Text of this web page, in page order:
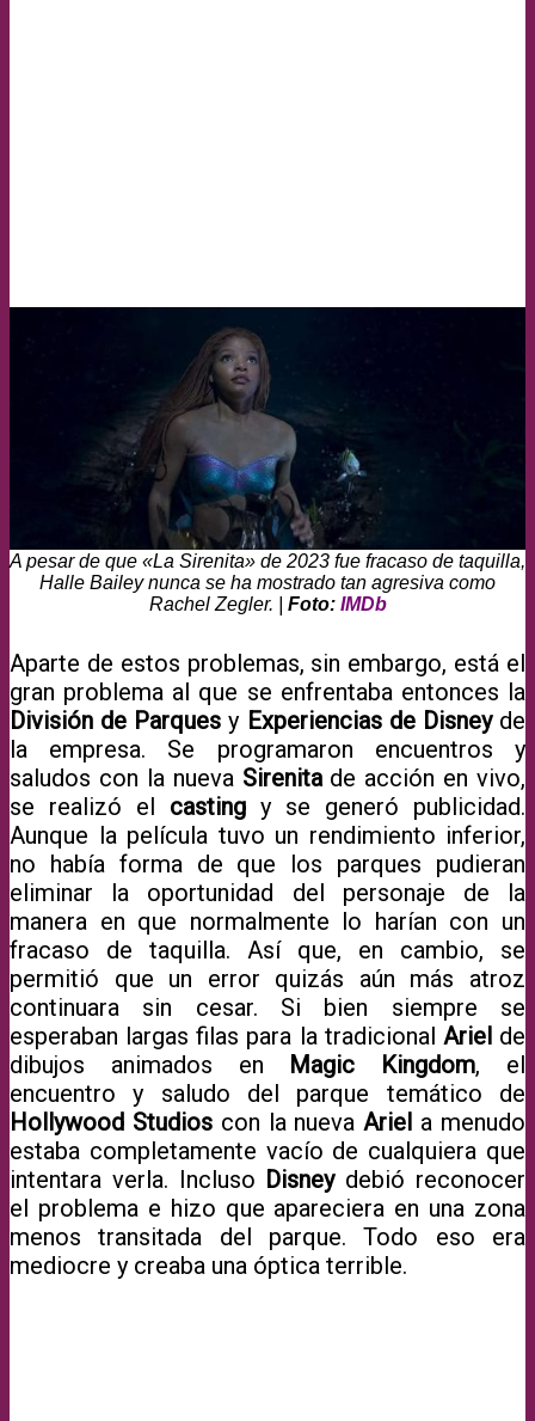
A pesar de que «La Sirenita» de 2023 fue fracaso de taquilla,
Halle Bailey nunca se ha mostrado tan agresiva como
Rachel Zegler. | Foto: IMDb
Aparte de estos problemas, sin embargo, está el
gran problema al que se enfrentaba entonces la
División de Parques y Experiencias de Disneyde
la empresa. Se programaron encuentros y
saludos con la nueva Sirenita de acción en vivo,
se realizó el casting y se generó publicidad.
Aunque la película tuvo un rendimiento inferior,
no había forma de que los parques pudieran
eliminar la oportunidad del personaje de la
manera en que normalmente lo harían con un
fracaso de taquilla. Así que, en cambio, se
permitió que un error quizás aún más atroz
continuara sin cesar. Si bien siempre se
esperaban largas filas para la tradicional Ariel de
dibujos animados en
Magic Kingdom, el
encuentro y saludo del parque temático de
Hollywood Studioscon la nueva Ariel a menudo
estaba completamente vacío de cualquiera que
intentara verla. Incluso Disney debió reconocer
el problema e hizo que apareciera en una zona
menos transitada del parque. Todo eso era
mediocre y creaba una óptica terrible.